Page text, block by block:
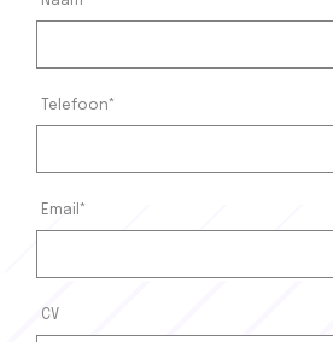
Telefoon*
Email*
CV